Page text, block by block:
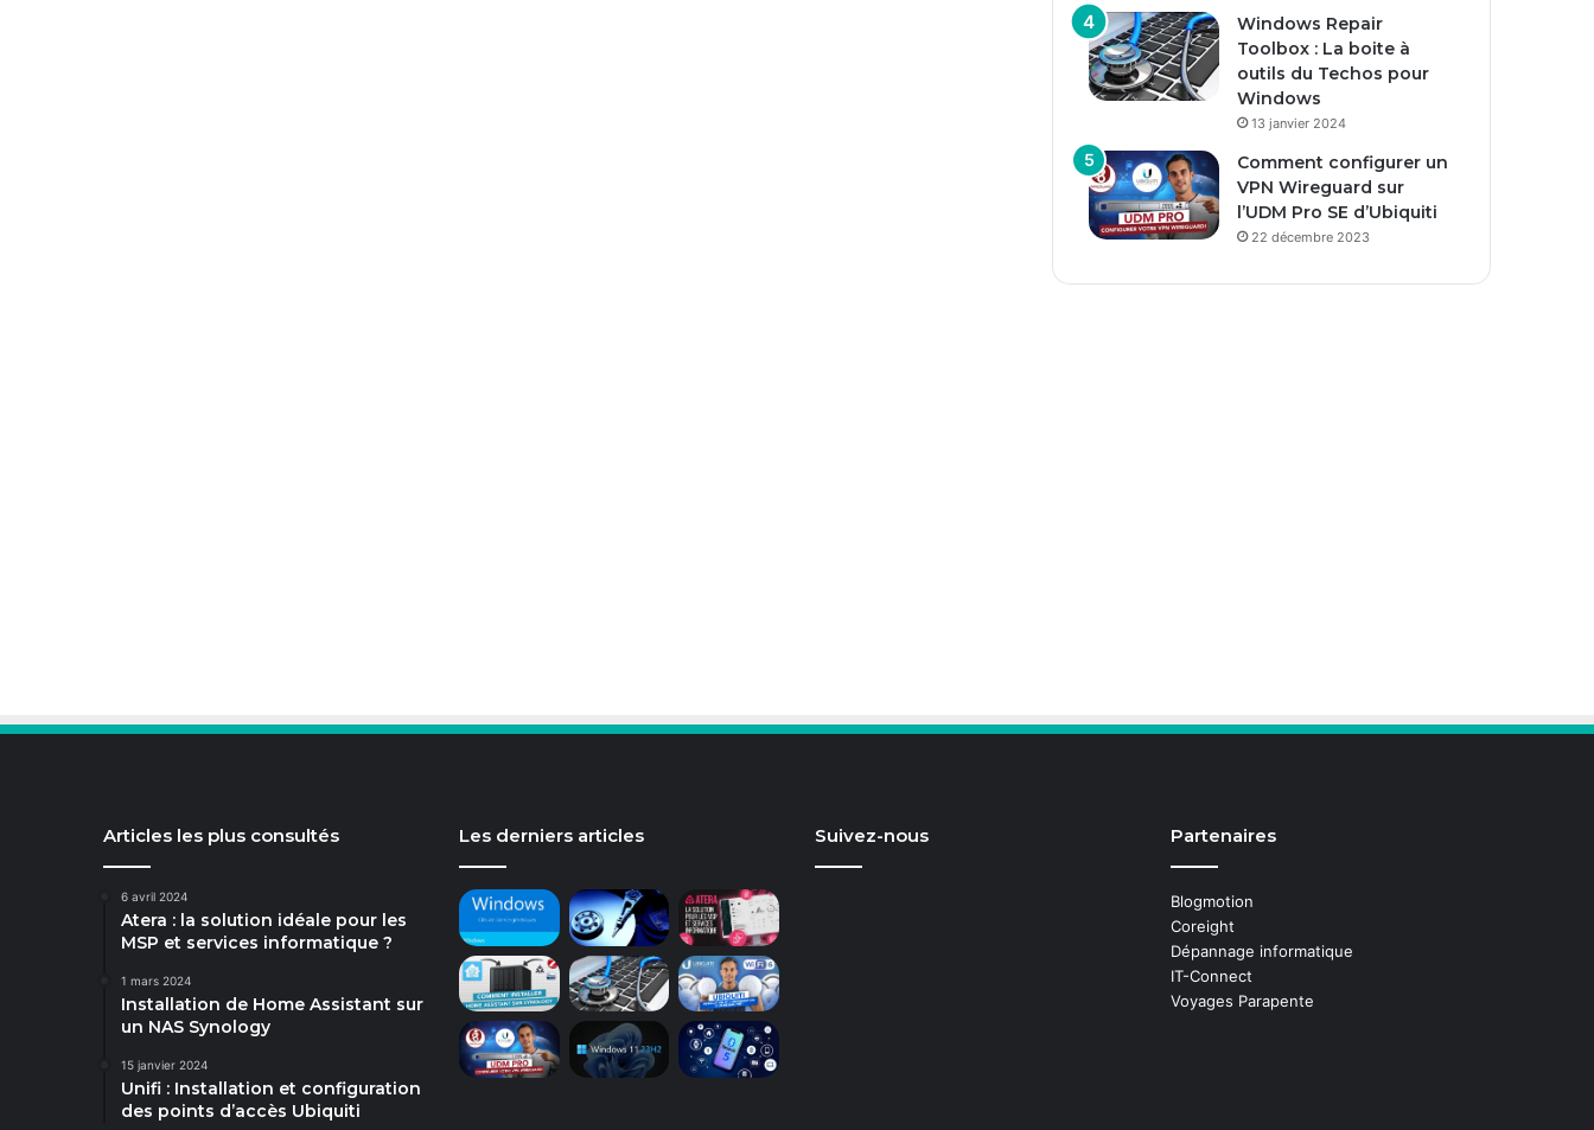
Windows Repair
Toolbox : La boite à
outils du Techos pour
Windows
13 janvier 2024
Comment configurer un
VPN Wireguard sur
l’UDM Pro SE d’Ubiquiti
22 décembre 2023
Articles les plus consultés
6 avril 2024
Atera : la solution idéale pour les
MSP et services informatique ?
1 mars 2024
Installation de Home Assistant sur
un NAS Synology
15 janvier 2024
Unifi : Installation et configuration
des points d’accès Ubiquiti
Les derniers articles Suivez-nous Partenaires
Blogmotion
Coreight
Dépannage informatique
IT-Connect
Voyages Parapente